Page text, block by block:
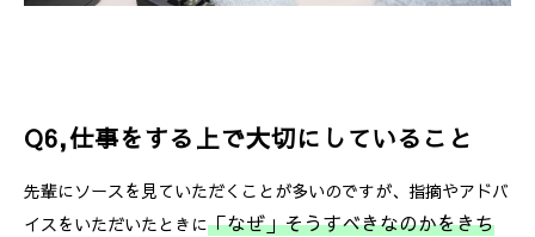
Q6,仕事をする上で大切にしていること
先輩にソースを見ていただくことが多いのですが、指摘やアドバ
イスをいただいたときに「なぜ」そうすべきなのかをきち